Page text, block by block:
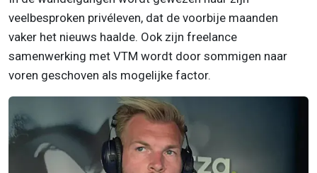
veelbesproken privéleven, dat de voorbije maanden
vaker het nieuws haalde. Ook zijn freelance
samenwerking met VTM wordt door sommigen naar
voren geschoven als mogelijke factor.